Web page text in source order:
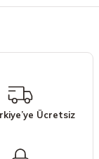
Ücretsiz